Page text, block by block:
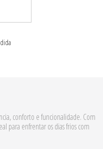
conforto e funcionalidade. Com
para enfrentar os dias frios com